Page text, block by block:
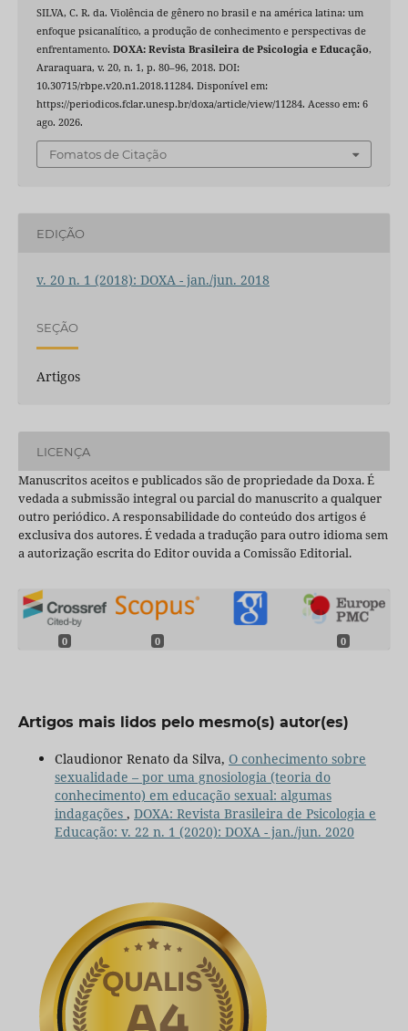
SILVA, C. R. da. Violência de gênero no brasil e na américa latina: um
enfoque psicanalítico, a produção de conhecimento e perspectivas de
enfrentamento. DOXA: Revista Brasileira de Psicologia e Educação,
Araraquara, v. 20, n. 1, p. 80–96, 2018. DOI:
10.30715/rbpe.v20.n1.2018.11284. Disponível em:
https://periodicos.fclar.unesp.br/doxa/article/view/11284. Acesso em: 6
ago. 2026.
Fomatos de Citação
EDIÇÃO
v. 20 n. 1 (2018): DOXA - jan./jun. 2018
SEÇÃO
Artigos
LICENÇA
Manuscritos aceitos e publicados são de propriedade da Doxa. É
vedada a submissão integral ou parcial do manuscrito a qualquer
outro periódico. A responsabilidade do conteúdo dos artigos é
exclusiva dos autores. É vedada a tradução para outro idioma sem
a autorização escrita do Editor ouvida a Comissão Editorial.
0 0 0
Artigos mais lidos pelo mesmo(s) autor(es)
Claudionor Renato da Silva, O conhecimento sobre
sexualidade – por uma gnosiologia (teoria do
conhecimento) em educação sexual: algumas
indagações , DOXA: Revista Brasileira de Psicologia e
Educação: v. 22 n. 1 (2020): DOXA - jan./jun. 2020